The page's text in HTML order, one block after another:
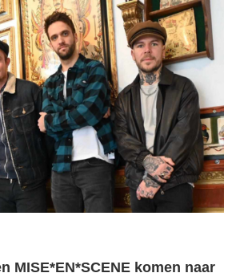
MISE*EN*SCENE komen naar